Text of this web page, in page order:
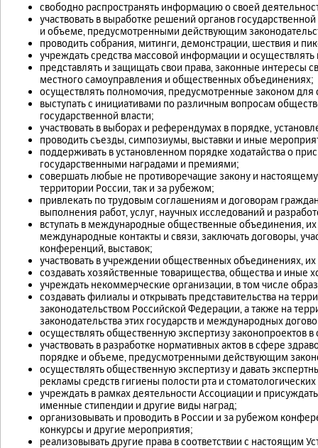
свободно распространять информацию о своей
участвовать в выработке решений органов
и объеме, предусмотренными действующим
проводить собрания, митинги, демонстрации, шествия и
учреждать средства массовой информации и осуществлять
представлять и защищать свои права, законные интересы
местного самоуправления и общественных объединениях;
осуществлять полномочия, предусмотренные законом
выступать с инициативами по различным вопросам
государственной власти;
участвовать в выборах и референдумах в порядке,
проводить съезды, симпозиумы, выставки и иные
поддерживать в установленном порядке ходатайства о
государственными наградами и премиями;
совершать любые не противоречащие закону и
территории России, так и за рубежом;
привлекать по трудовым соглашениям и договорам
выполнения работ, услуг, научных исследований и
вступать в международные общественные объединения,
международные контакты и связи, заключать договоры,
конференций, выставок;
участвовать в учреждении общественных объединениях,
создавать хозяйственные товарищества, общества и иные
учреждать некоммерческие организации, в том числе
создавать филиалы и открывать представительства на
законодательством Российской Федерации, а также на
законодательства этих государств и международных
осуществлять общественную экспертизу законопроектов
участвовать в разработке нормативных актов в сфере
порядке и объеме, предусмотренными действующим
осуществлять общественную экспертизу и давать
рекламы средств гигиены полости рта и
учреждать в рамках деятельности Ассоциации и
именные стипендии и другие виды наград;
организовывать и проводить в России и за рубежом
конкурсы и другие мероприятия;
реализовывать другие права в соответствии с настоящим